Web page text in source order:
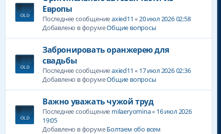
Европы
Последнее сообщениеaxied11 « 20 июл 2026 02:58
Добавлено в форумеОбщие вопросы
Забронировать оранжерею для
свадьбы
Последнее сообщениеaxied11 « 17 июл 2026 02:36
Добавлено в форумеОбщие вопросы
Важно уважать чужой труд
Последнее сообщение milaeryomina« 16 июл 2026
19:05
Добавлено в форумеБолтаем обо всем